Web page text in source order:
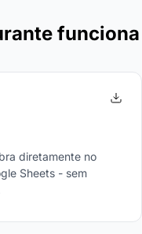
funciona
diretamente no
Sheets - sem